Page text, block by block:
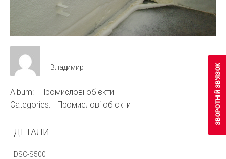
Владимир
Album:
Промислові об'єкти
Categories:
Промислові об'єкти
ДЕТАЛИ
DSC-S500